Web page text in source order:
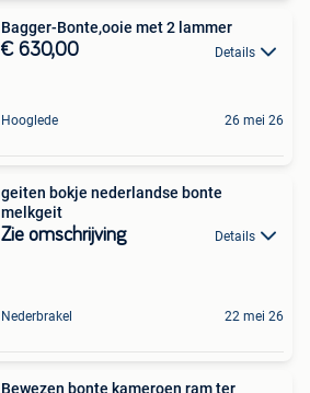
Bagger-Bonte,ooie met 2 lammer
€ 630,00 Details
Hooglede 26 mei 26
geiten bokje nederlandse bonte
melkgeit
Zie omschrijving Details
Nederbrakel 22 mei 26
Bewezen bonte kameroen ram ter